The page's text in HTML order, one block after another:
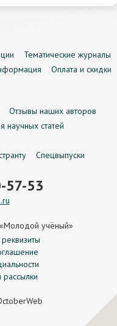
Тематические журналы
Оплата и скидки
Отзывы наших авторов
научных статей
Спецвыпуски
57-53
учёный»